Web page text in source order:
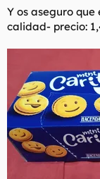
Y os aseguro
calidad- precio: